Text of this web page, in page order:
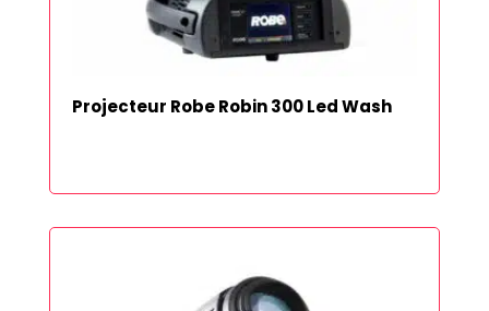
Projecteur Robe Robin 300 Led Wash